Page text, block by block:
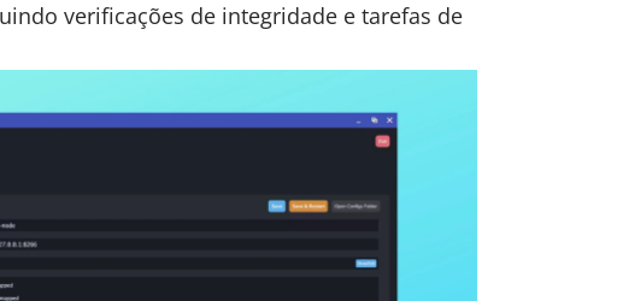
verificações de integridade e tarefas de